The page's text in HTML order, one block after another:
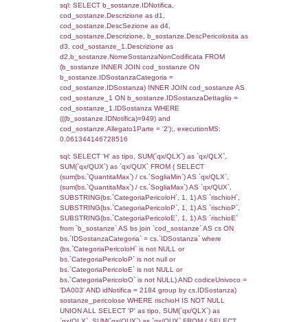
cod_territori_tipologia.IDTerritorioTP)
(((f_territori_limitrofi.IDNotifica)=949) AND
((f_territori_limitrofi.IDTipoTerritorio)=6)),
0.069947004318237
sql: SELECT f_territori_limitrofi.Distanza,
f_territori_limitrofi.Direzione,
f_territori_limitrofi.Denominazione,
rofi.DescAltro FROM f_territori_limitrofi
cod_territori_tipologia ON
(f_territori_limitrofi.IDTipologiaTerritorio =
cod_territori_tipologia.IDTipologiaTerritorio)
(f_territori_limitrofi.IDTipoTerritorio =
cod_territori_tipologia.IDTerritorioTP)
(((f_territori_limitrofi.IDNotifica)=949) AND
((f_territori_limitrofi.IDTipoTerritorio)=7)),
0.068749904632568
sql: SELECT
reg_f_territori_limitrofi.Direzione,